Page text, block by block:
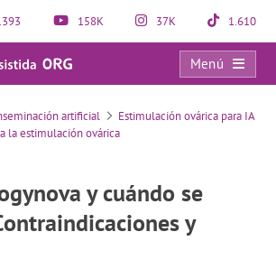
158K 37K 1.610
Menú
¿Qué es Progynova y cuándo se utiliza? – Contraindicaciones y precio
artificial
Estimulación ovárica para IA
la estimulación ovárica
y cuándo se
y